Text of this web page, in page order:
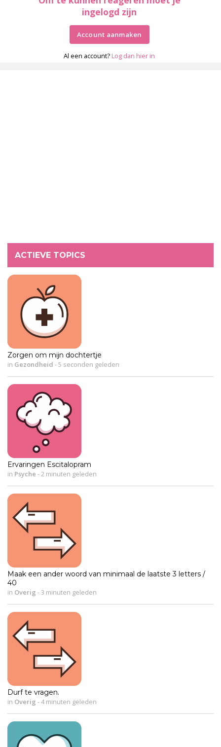
ingelogd zijn
Account aanmaken
Al een account? Log dan hier in
ACTIEVE TOPICS
Zorgen om mijn dochtertje
in Gezondheid -5 seconden geleden
Ervaringen Escitalopram
in Psyche -2 minuten geleden
Maak een ander woord van minimaal de laatste 3 letters /
40
in Overig -3 minuten geleden
Durf te vragen.
in Overig -4 minuten geleden